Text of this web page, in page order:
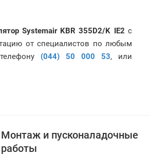
Systemair KBR355D2/K IE2 с
от специалистов по любым
(044) 50 000 53, или
Монтаж и пусконаладочные
работы